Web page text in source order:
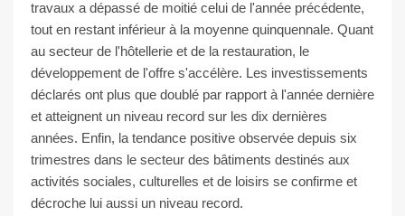
travaux a dépassé de moitié celui de l'année précédente,
tout en restant inférieur à la moyenne quinquennale. Quant
au secteur de l'hôtellerie et de la restauration, le
développement de l'offre s'accélère. Les investissements
déclarés ont plus que doublé par rapport à l'année dernière
et atteignent un niveau record sur les dix dernières
années. Enfin, la tendance positive observée depuis six
trimestres dans le secteur des bâtiments destinés aux
activités sociales, culturelles et de loisirs se confirme et
décroche lui aussi un niveau record.